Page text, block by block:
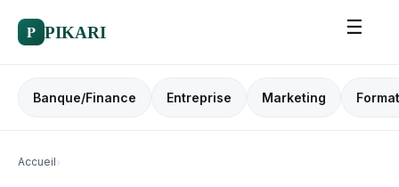
P PIKARI ☰
Banque/Finance Entreprise Marketing
Accueil›